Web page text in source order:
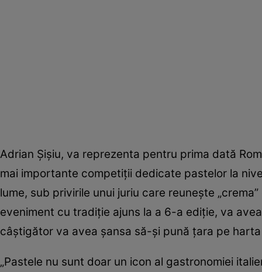
Adrian Şişiu, va reprezenta pentru prima dată
mai importante competiţii dedicate pastelor la
lume, sub privirile unui juriu care reuneşte
eveniment cu tradiţie ajuns la a 6-a ediţie, va
câştigător va avea şansa să-şi pună ţara pe
„Pastele nu sunt doar un icon al gastronomiei